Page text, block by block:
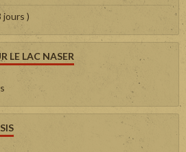
jours )
LE LAC NASER